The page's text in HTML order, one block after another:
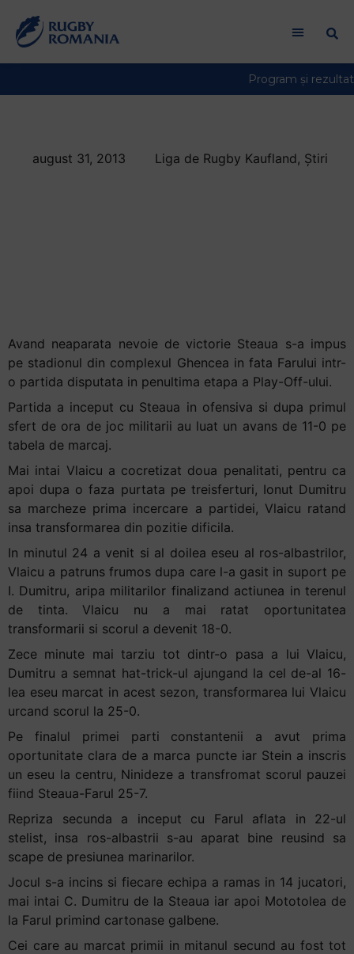
august 31, 2013 Liga de Rugby Kaufland, Știri
Avand neaparata nevoie de victorie Steaua s-a impus
pe stadionul din complexul Ghencea in fata Farului intr-
o partida disputata in penultima etapa a Play-Off-ului.
Partida a inceput cu Steaua in ofensiva si dupa primul
sfert de ora de joc militarii au luat un avans de 11-0 pe
tabela de marcaj.
Mai intai Vlaicu a cocretizat doua penalitati, pentru ca
apoi dupa o faza purtata pe treisferturi, Ionut Dumitru
sa marcheze prima incercare a partidei, Vlaicu ratand
insa transformarea din pozitie dificila.
In minutul 24 a venit si al doilea eseu al ros-albastrilor,
Vlaicu a patruns frumos dupa care l-a gasit in suport pe
I. Dumitru, aripa militarilor finalizand actiunea in terenul
de tinta. Vlaicu nu a mai ratat oportunitatea
transformarii si scorul a devenit 18-0.
Zece minute mai tarziu tot dintr-o pasa a lui Vlaicu,
Dumitru a semnat hat-trick-ul ajungand la cel de-al 16-
lea eseu marcat in acest sezon, transformarea lui Vlaicu
urcand scorul la 25-0.
Pe finalul primei parti constantenii a avut prima
oportunitate clara de a marca puncte iar Stein a inscris
un eseu la centru, Ninideze a transfromat scorul pauzei
fiind Steaua-Farul 25-7.
Repriza secunda a inceput cu Farul aflata in 22-ul
stelist, insa ros-albastrii s-au aparat bine reusind sa
scape de presiunea marinarilor.
Jocul s-a incins si fiecare echipa a ramas in 14 jucatori,
mai intai C. Dumitru de la Steaua iar apoi Mototolea de
la Farul primind cartonase galbene.
Cei care au marcat primii in mitanul secund au fost tot